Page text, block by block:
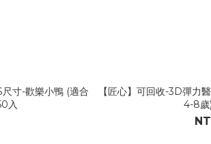
尺寸-歡樂小鴨 (適合
入
【匠心】可回收-3D彈力